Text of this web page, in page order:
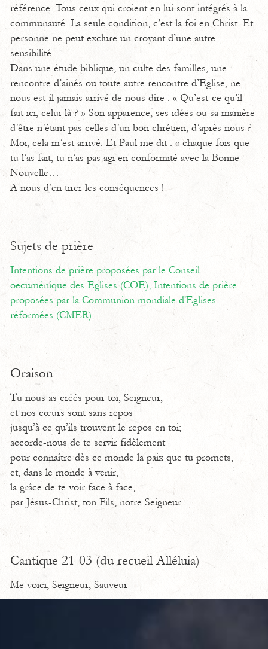
référence. Tous ceux qui croient en lui sont intégrés à la
communauté. La seule condition, c’est la foi en Christ. Et
personne ne peut exclure un croyant d’une autre
sensibilité …
Dans une étude biblique, un culte des familles, une
rencontre d’aînés ou toute autre rencontre d’Eglise, ne
nous est-il jamais arrivé de nous dire : « Qu’est-ce qu’il
fait ici, celui-là ? » Son apparence, ses idées ou sa manière
d’être n’étant pas celles d’un bon chrétien, d’après nous ?
Moi, cela m’est arrivé. Et Paul me dit : « chaque fois que
tu l’as fait, tu n’as pas agi en conformité avec la Bonne
Nouvelle…
A nous d’en tirer les conséquences !
Sujets de prière
Intentions de prière proposées par le Conseil
oecuménique des Eglises (COE),Intentions de prière
proposées par la Communion mondiale d'Eglises
réformées (CMER)
Oraison
Tu nous as créés pour toi, Seigneur,
et nos cœurs sont sans repos
jusqu’à ce qu’ils trouvent le repos en toi;
accorde-nous de te servir fidèlement
pour connaître dès ce monde la paix que tu promets,
et, dans le monde à venir,
la grâce de te voir face à face,
par Jésus-Christ, ton Fils, notre Seigneur.
Cantique 21-03 (du recueil Alléluia)
Me voici, Seigneur, Sauveur